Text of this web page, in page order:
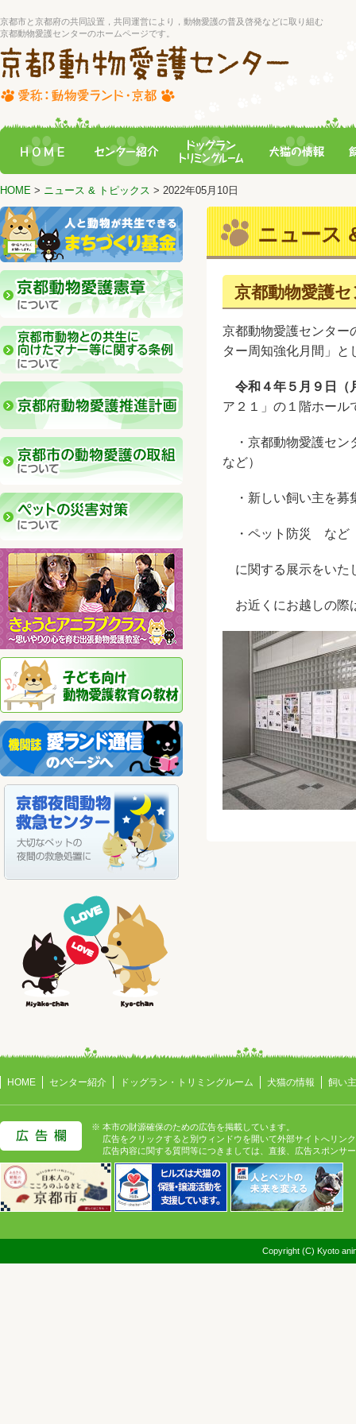
京都市と京都府の共同設置，共同運営により，動物愛護の普及啓発などに取り組む
京都動物愛護センターのホームページです。
HOME > ニュース & トピックス > 2022年05月10日
ニュース
京都動物愛護
京都動物愛護センター
ター周知強化月間」と
令和４年５ 月９日（
ア２１」の１階ホール
・京都動物愛護セン
など）
・新しい飼い主を募
・ペット防災 など
に関する展示をいた
お近くにお越しの際
HOME センター紹介 ドッグラン・トリミングルーム 犬猫の情報 飼い
※ 本市の財源確保のための広告を掲載しています。
広告をクリックすると別ウィンドウを開いて外部サイトへリン
広告内容に関する質問等につきましては、直接、広告スポンサ
Copyright (C) Kyoto